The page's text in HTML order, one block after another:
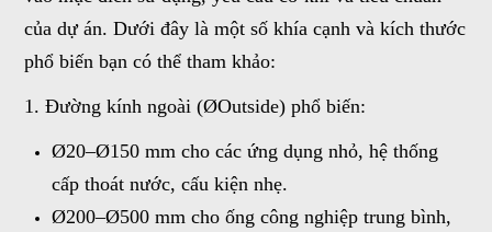
của dự án. Dưới đây là một số khía cạnh và kích thước
phổ biến bạn có thể tham khảo:
1. Đường kính ngoài (ØOutside) phổ biến:
Ø20–Ø150 mm cho các ứng dụng nhỏ, hệ thống
cấp thoát nước, cấu kiện nhẹ.
Ø200–Ø500 mm cho ống công nghiệp trung bình,